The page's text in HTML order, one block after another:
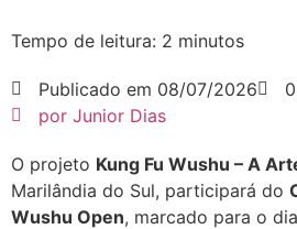
Tempo de leitura: 2 minutos
Publicado em 08/07/2026
por Junior Dias
O projeto Kung Fu Wushu – A
Marilândia do Sul, participará do
Wushu Open, marcado para o dia